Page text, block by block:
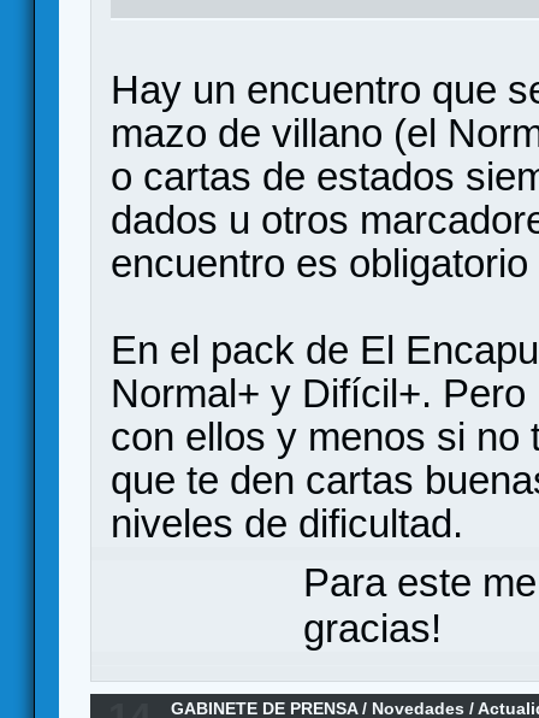
Hay un encuentro que
mazo de villano (el
o cartas de estados
dados u otros
encuentro es
En el pack de El
Normal+ y Difícil+.
con ellos y menos si no
que te den cartas
niveles de dificultad.
Para este
gracias!
GABINETE DE PRENSA/ Novedades /